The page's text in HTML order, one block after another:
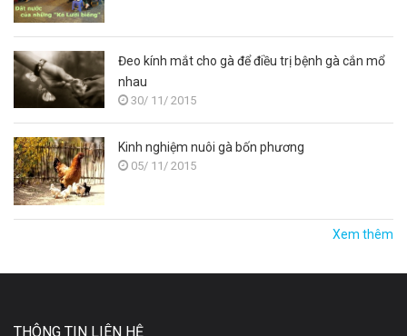
Đeo kính mắt cho gà để điều trị bệnh gà cắn mổ
nhau
30/ 11/ 2015
Kinh nghiệm nuôi gà bốn phương
05/ 11/ 2015
Xem thêm
THÔNG TIN LIÊN HỆ